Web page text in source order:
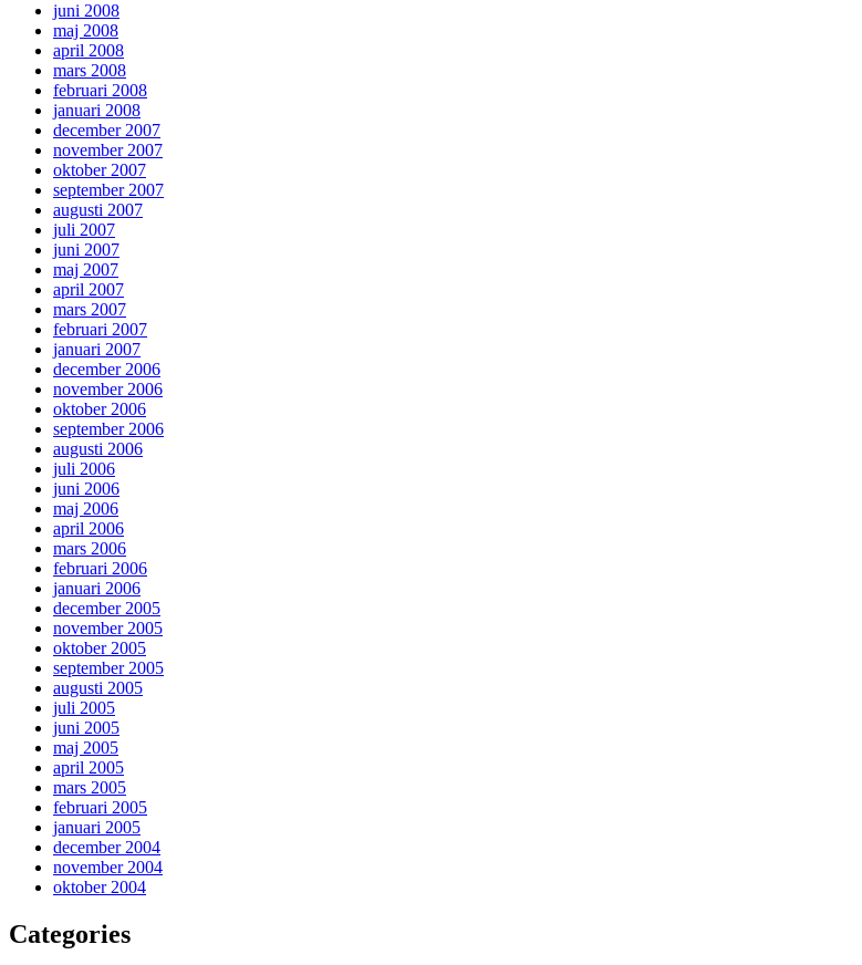
juni 2008
maj 2008
april 2008
mars 2008
februari 2008
januari 2008
december 2007
november 2007
oktober 2007
september 2007
augusti 2007
juli 2007
juni 2007
maj 2007
april 2007
mars 2007
februari 2007
januari 2007
december 2006
november 2006
oktober 2006
september 2006
augusti 2006
juli 2006
juni 2006
maj 2006
april 2006
mars 2006
februari 2006
januari 2006
december 2005
november 2005
oktober 2005
september 2005
augusti 2005
juli 2005
juni 2005
maj 2005
april 2005
mars 2005
februari 2005
januari 2005
december 2004
november 2004
oktober 2004
Categories